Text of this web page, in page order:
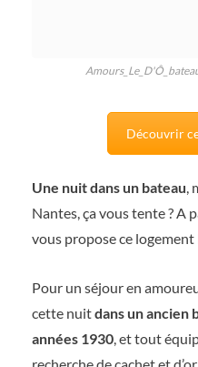
Découvrir
Une nuit dans un bateau
Nantes, ça vous tente ? A
vous propose ce
Pour un séjour en
cette nuitdans un ancien
années 1930 , et tout
recherche de cachet et